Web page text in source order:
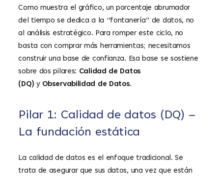
Como muestra el gráfico, un porcentaje abrumador
del tiempo se dedica a la “fontanería” de datos, no
al análisis estratégico. Para romper este ciclo, no
basta con comprar más herramientas; necesitamos
construir una base de confianza. Esa base se sostiene
sobre dos pilares: Calidad de Datos
(DQ) y Observabilidad de Datos.
Pilar 1: Calidad de datos (DQ) –
La fundación estática
La calidad de datos es el enfoque tradicional. Se
trata de asegurar que sus datos, una vez que están